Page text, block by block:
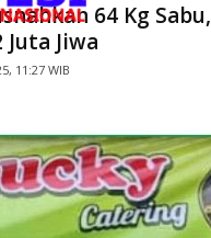
64 Kg Sabu,
Jiwa
11:27 WIB